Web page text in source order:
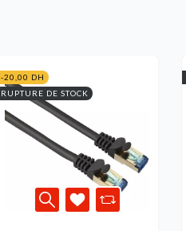
-20,00 DH
RUPTURE DE STOCK